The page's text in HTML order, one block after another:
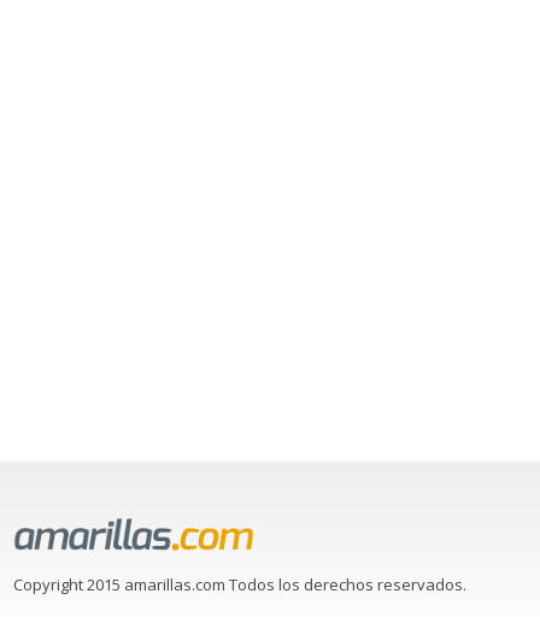
Copyright 2015 amarillas.com Todos los derechos reservados.